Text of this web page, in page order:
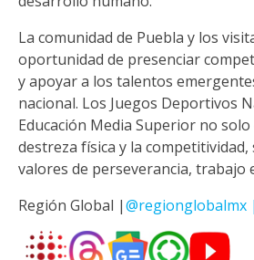
La comunidad de Puebla y los
oportunidad de presenciar
y apoyar a los talentos
nacional. Los Juegos Deportivos
Educación Media Superior no
destreza física y la
valores de perseverancia, trabajo
Región Global |@regionglobalmx